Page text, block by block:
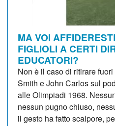
MA VOI
FIGLIOLI A CERTI
EDUCATORI?
Non è il caso di ritirare
Smith e John Carlos sul
alle Olimpiadi 1968.
nessun pugno chiuso,
il gesto ha fatto scalpore,